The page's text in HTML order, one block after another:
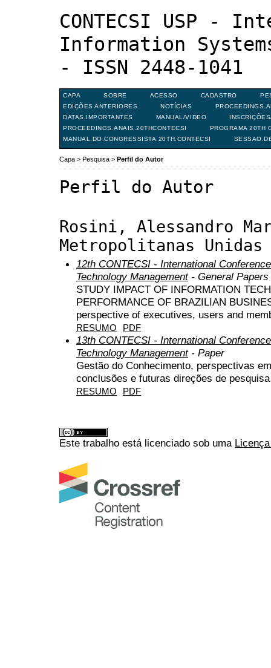
CONTECSI USP -
Information
- ISSN 2448-1041
CAPA SOBRE ACESSO CADASTRO
EDIÇÕES ANTERIORES
NOTÍCIAS
DATAS.IMPORTANTES
MANUAL/VIDEO
PROCEEDINGS.ANAIS.20THCONTECSI
PROGRAMA 20TH
MANUAL.DO.CONGRESSISTA.20TH.CONTECSI
Capa > Pesquisa > Perfil do Autor
Perfil do Autor
Rosini, Alessandro
Metropolitanas
12th CONTECSI - International
Technology Management- General Papers
STUDY IMPACT OF INFORMATION
PERFORMANCE OF BRAZILIAN
perspective of executives, users and
RESUMO PDF
13th CONTECSI - International
Technology Management- Paper
Gestão do Conhecimento, perspectivas
conclusões e futuras direções de pesquisa
RESUMO PDF
Este trabalho está licenciado sob uma